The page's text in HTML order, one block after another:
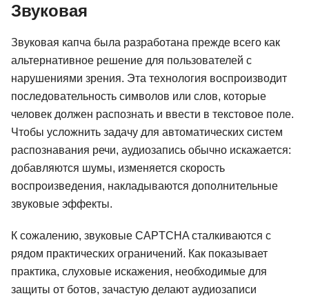
Звуковая
Звуковая капча была разработана прежде всего как
альтернативное решение для пользователей с
нарушениями зрения. Эта технология воспроизводит
последовательность символов или слов, которые
человек должен распознать и ввести в текстовое поле.
Чтобы усложнить задачу для автоматических систем
распознавания речи, аудиозапись обычно искажается:
добавляются шумы, изменяется скорость
воспроизведения, накладываются дополнительные
звуковые эффекты.
К сожалению, звуковые CAPTCHA сталкиваются с
рядом практических ограничений. Как показывает
практика, слуховые искажения, необходимые для
защиты от ботов, зачастую делают аудиозаписи